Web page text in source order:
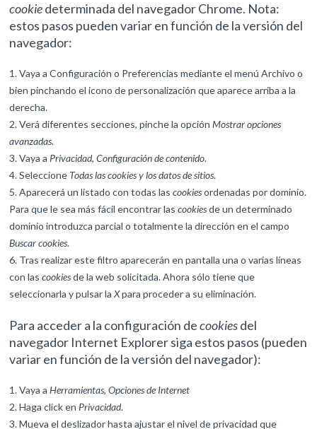
cookiedeterminada del navegadorChrome. Nota:
estos pasos pueden variar en función de la versión del
navegador:
Vaya a Configuración o Preferencias mediante el menú Archivo o
bien pinchando el icono de personalización que aparece arriba a la
derecha.
Verá diferentes secciones, pinche la opciónMostrar opciones
avanzadas.
Vaya a Privacidad,Configuración de contenido.
Seleccione Todas lascookiesy los datos de sitios.
Aparecerá un listado con todas lascookiesordenadas por dominio.
Para que le sea más fácil encontrar lascookiesde un determinado
dominio introduzca parcial o totalmente la dirección en el campo
Buscar cookies.
Tras realizar este filtro aparecerán en pantalla una o varias líneas
con lascookiesde la web solicitada. Ahora sólo tiene que
seleccionarla y pulsar laXpara proceder a su eliminación.
Para acceder a la configuración decookiesdel
navegador Internet Explorersiga estos pasos (pueden
variar en función de la versión del navegador):
Vaya aHerramientas,Opciones de Internet
Haga click en Privacidad.
Mueva el deslizador hasta ajustar el nivel de privacidad que